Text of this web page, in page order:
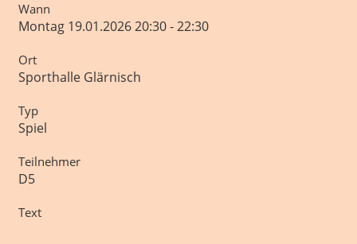
Wann
Montag 19.01.2026 20:30 - 22:30
Ort
Sporthalle Glärnisch
Typ
Spiel
Teilnehmer
D5
Text